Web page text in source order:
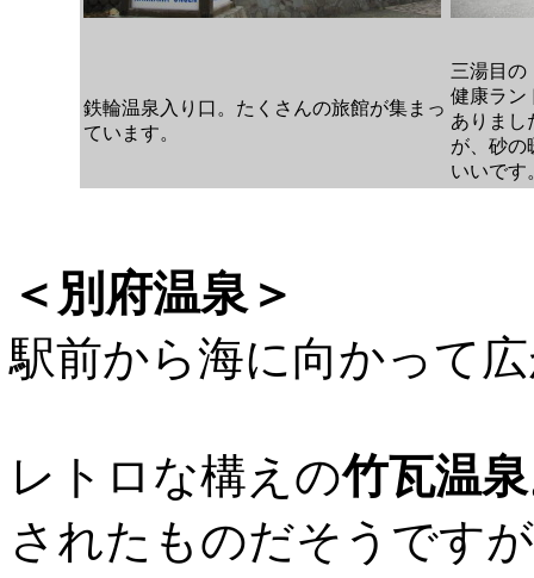
鉄輪温泉入り口。たくさんの旅館が集まっ
ています。
三湯目の
健康ラン
ありまし
が、砂の
いいです
＜別府温泉＞
駅前から海に向かって
レトロな構えの竹瓦温泉
されたものだそうです